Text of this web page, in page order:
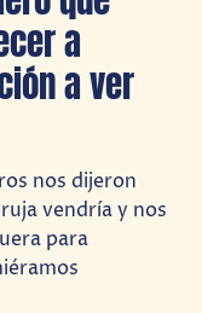
a
a ver
nos dijeron
vendría y nos
para